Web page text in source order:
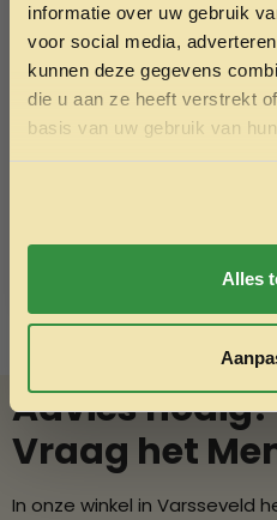
informatie over uw gebruik
voor social media,
kunnen deze gegevens
die u aan ze heeft verstrekt
basis van uw gebruik van
Alles
Voldux dierenverblijf
300x90x160cm
1,149.00
Advies nodig?
Vraag het
In onze winkel in Varsseveld
Door je in te schrijven ga je